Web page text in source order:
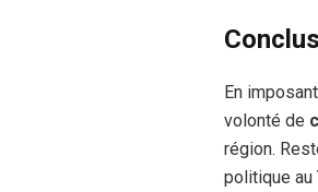
En
volonté de
région.
politique au